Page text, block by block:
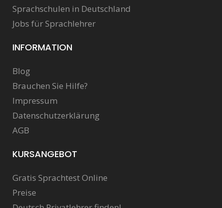
Sprachschulen in Deutschland
Jobs für Sprachlehrer
INFORMATION
Blog
Brauchen Sie Hilfe?
Impressum
Datenschutzerklärung
AGB
KURSANGEBOT
Gratis Sprachtest Online
Preise